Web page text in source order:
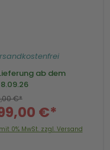
ab dem
€*
€*
0% MwSt. zzgl. Versand